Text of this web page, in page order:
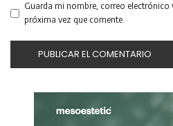
Guarda mi nombre, correo electrónico
próxima vez que comente.